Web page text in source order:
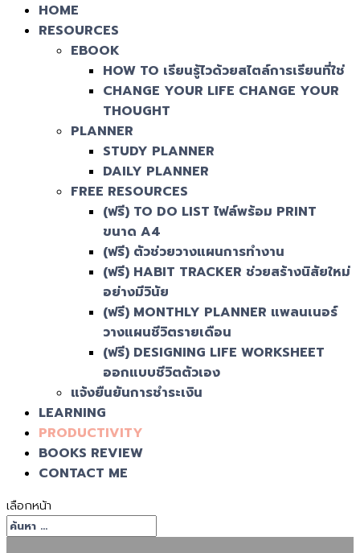
HOME
RESOURCES
EBOOK
HOW TO เรียนรู้ไวด้วยสไตล์การเรียนที่ใช่
CHANGE YOUR LIFE CHANGE YOUR
THOUGHT
PLANNER
STUDY PLANNER
DAILY PLANNER
FREE RESOURCES
(ฟรี) TO DO LIST ไฟล์พร้อม PRINT
ขนาด A4
(ฟรี) ตัวช่วยวางแผนการทำงาน
(ฟรี) HABIT TRACKER ช่วยสร้างนิสัยใหม่
อย่างมีวินัย
(ฟรี) MONTHLY PLANNER แพลนเนอร์
วางแผนชีวิตรายเดือน
(ฟรี) DESIGNING LIFE WORKSHEET
ออกแบบชีวิตตัวเอง
แจ้งยืนยันการชำระเงิน
LEARNING
PRODUCTIVITY
BOOKS REVIEW
CONTACT ME
เลือกหน้า